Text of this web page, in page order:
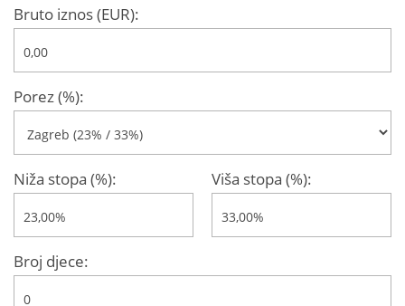
Bruto iznos (EUR):
Porez (%):
Niža stopa (%): Viša stopa (%):
Broj djece: